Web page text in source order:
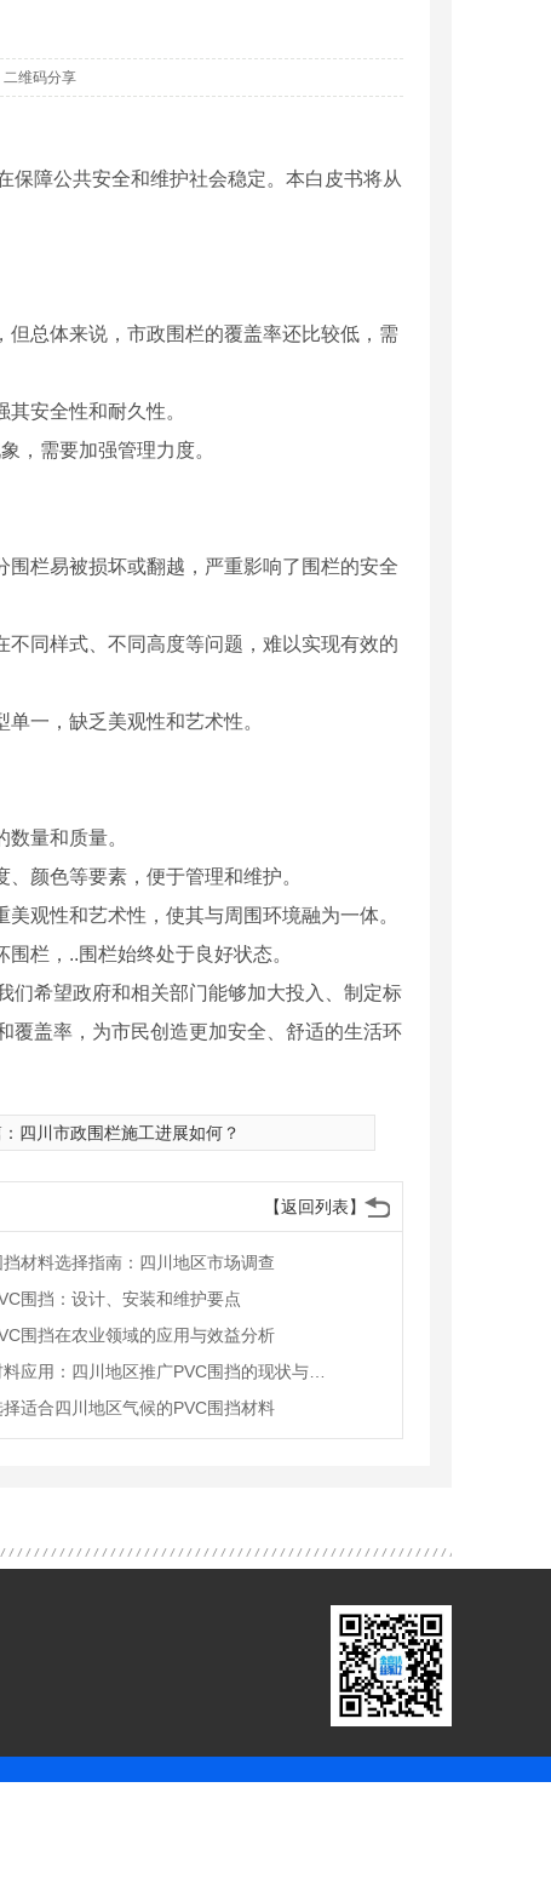
二维码分享
保障公共安全和维护社会稳定。本白皮书将从
总体来说，市政围栏的覆盖率还比较低，需
安全性和耐久性。
，需要加强管理力度。
栏易被损坏或翻越，严重影响了围栏的安全
同样式、不同高度等问题，难以实现有效的
一，缺乏美观性和艺术性。
量和质量。
颜色等要素，便于管理和维护。
观性和艺术性，使其与周围环境融为一体。
栏，..围栏始终处于良好状态。
们希望政府和相关部门能够加大投入、制定标
覆盖率，为市民创造更加安全、舒适的生活环
四川市政围栏施工进展如何？
【返回列表】
挡材料选择指南：四川地区市场调查
围挡：设计、安装和维护要点
围挡在农业领域的应用与效益分析
适合四川地区气候的PVC围挡材料